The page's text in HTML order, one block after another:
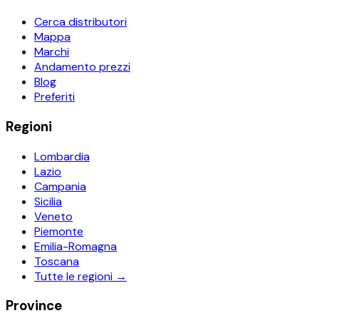
Cerca distributori
Mappa
Marchi
Andamento prezzi
Blog
Preferiti
Regioni
Lombardia
Lazio
Campania
Sicilia
Veneto
Piemonte
Emilia-Romagna
Toscana
Tutte le regioni →
Province